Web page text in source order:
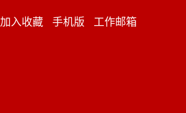
加入收藏 手机版 工作邮箱